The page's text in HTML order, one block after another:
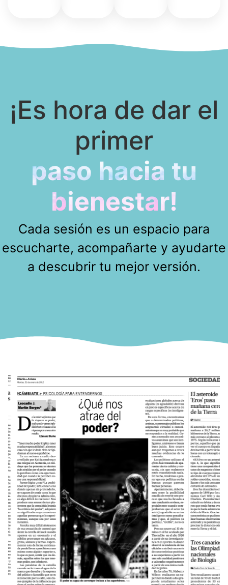
¡Es hora de dar el
primer
paso hacia tu
bienestar!
Cada sesión es un espacio para
escucharte, acompañarte y ayudarte
a descubrir tu mejor versión.